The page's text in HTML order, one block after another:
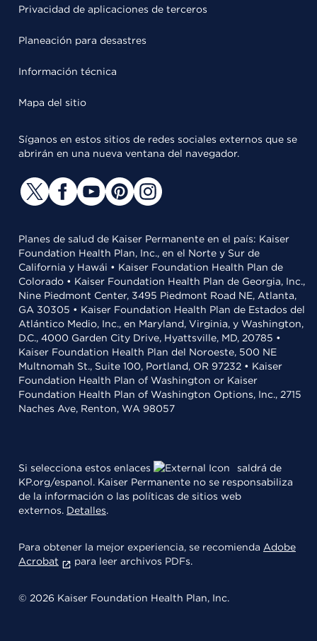
Privacidad de aplicaciones de terceros
Planeación para desastres
Información técnica
Mapa del sitio
Síganos en estos sitios de redes sociales externos que se
abrirán en una nueva ventana del navegador.
Planes de salud de Kaiser Permanente en el país: Kaiser
Foundation Health Plan, Inc., en el Norte y Sur de
California y Hawái • Kaiser Foundation Health Plan de
Colorado • Kaiser Foundation Health Plan de Georgia, Inc.,
Nine Piedmont Center, 3495 Piedmont Road NE, Atlanta,
GA 30305 • Kaiser Foundation Health Plan de Estados del
Atlántico Medio, Inc., en Maryland, Virginia, y Washington,
D.C., 4000 Garden City Drive, Hyattsville, MD, 20785 •
Kaiser Foundation Health Plan del Noroeste, 500 NE
Multnomah St., Suite 100, Portland, OR 97232 • Kaiser
Foundation Health Plan of Washington or Kaiser
Foundation Health Plan of Washington Options, Inc., 2715
Naches Ave, Renton, WA 98057
Si selecciona estos enlaces
saldrá de
KP.org/espanol. Kaiser Permanente no se responsabiliza
de la información o las políticas de sitios web
externos. Detalles.
Para obtener la mejor experiencia, se recomienda Adobe
Acrobat
para leer archivos PDFs.
© 2026 Kaiser Foundation Health Plan, Inc.